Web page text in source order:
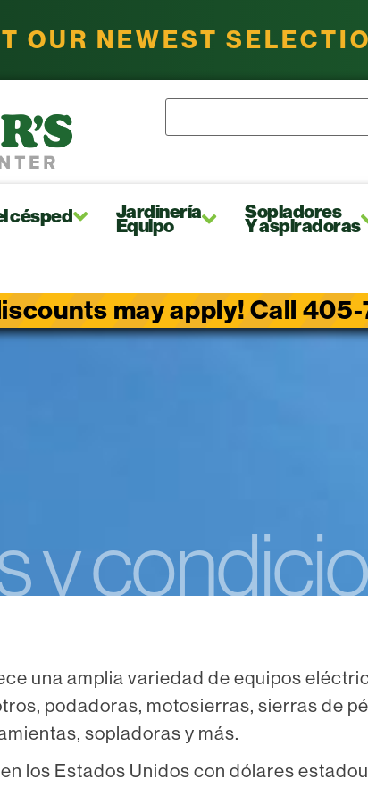
OUR NEWEST
césped Jardinería
Equipo
Sopladores
Y aspiradoras
may apply! Call
y
una amplia variedad de equipos
podadoras, motosierras, sierras de
sopladoras y más.
los Estados Unidos con dólares